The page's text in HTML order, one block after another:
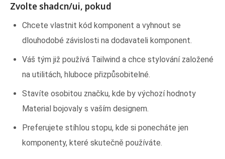
Zvolte shadcn/ui, pokud
Chcete vlastnit kód komponent a vyhnout se
dlouhodobé závislosti na dodavateli komponent.
Váš tým již používá Tailwind a chce stylování založené
na utilitách, hluboce přizpůsobitelné.
Stavíte osobitou značku, kde by výchozí hodnoty
Material bojovaly s vaším designem.
Preferujete stíhlou stopu, kde si ponecháte jen
komponenty, které skutečně používáte.